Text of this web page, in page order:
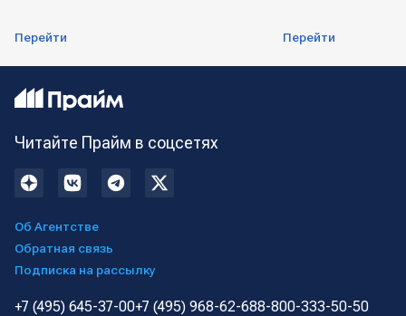
Перейти Перейти
Читайте Прайм в соцсетях
Об Агентстве
Обратная связь
Подписка на рассылку
+7 (495) 645-37-00+7 (495) 968-62-688-800-333-50-50